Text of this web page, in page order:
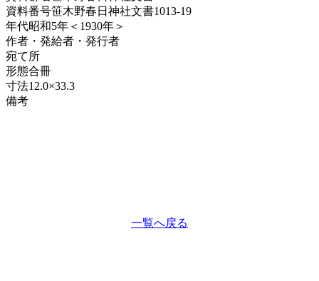
資料番号笹木野春日神社文書1013-19
年代昭和5年＜1930年＞
作者・発給者・発行者
宛て所
形態合冊
寸法12.0×33.3
備考
一覧へ戻る